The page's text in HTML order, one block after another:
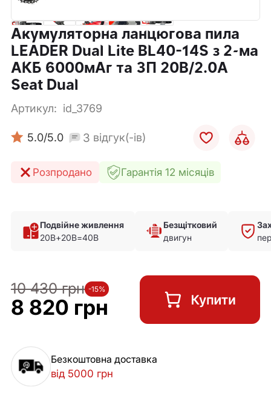
Акумуляторна ланцюгова пила
LEADER Dual Lite BL40-14S з 2-ма
АКБ 6000мАг та ЗП 20В/2.0А
Seat Dual
Артикул: id_3769
5.0/5.0 3 відгук(-ів)
Розпродано Гарантія 12 місяців
Подвійне живлення
20В+20В=40В
Безщітковий
двигун
10 430 грн -15%
8 820 грн
Безкоштовна доставка
від 5000 грн